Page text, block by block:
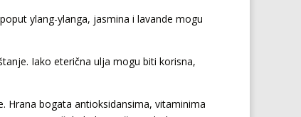
ylang-ylanga, jasmina i lavande mogu
Iako eterična ulja mogu biti korisna,
Hrana bogata antioksidansima, vitaminima